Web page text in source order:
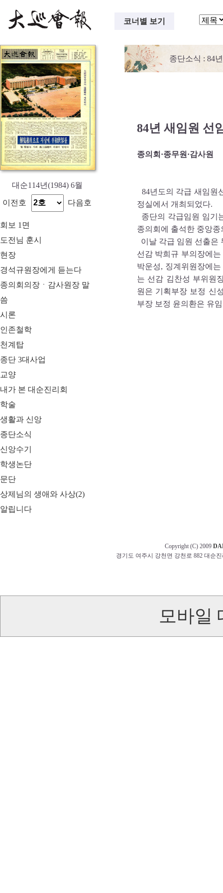
코너별 보기
대순114년(1984) 6월
이전호 다음호
회보 1면
도전님 훈시
현장
경석규원장에게 듣는다
종의회의장ㆍ감사원장 말
씀
시론
인존철학
천계탑
종단 3대사업
교양
내가 본 대순진리회
학술
생활과 신앙
종단소식
신앙수기
학생논단
문단
상제님의 생애와 사상(2)
알립니다
종단소식 : 84
84년 새임원 선
종의회·종무원·감사원
84년도의 각급 새임원
정실에서 개최되었다.
종단의 각급임원 임기
종의회에 출석한 중앙
이날 각급 임원 선출은
선감 박희규 부의장에
박운성, 징계위원장에
는 선감 김찬성 부위원
원은 기획부장 보정 신
부장 보정 윤의환은 유
Copyright (C) 2009
경기도 여주시 강천면 강천로 882 대순진
모바일